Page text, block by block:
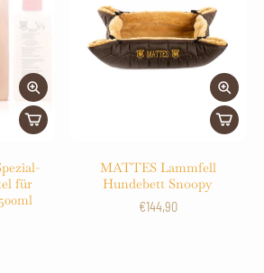
für
MATTES Lammfell
Hundebett Snoopy
€144,90